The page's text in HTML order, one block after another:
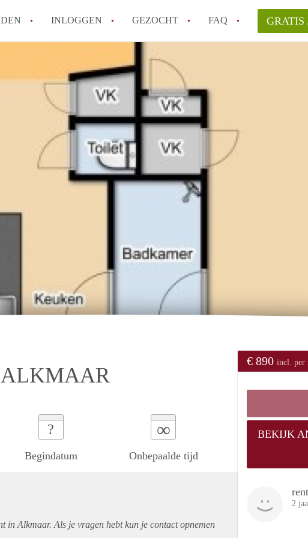
INLOGGEN GEZOCHT FAQ
Tips: om in Alkmaar een appartement te vinden!
How to translate AppartementAlkmaar!
Wat is AppartementAlkmaar?
Wat is de privacyverklaring van AppartementAlkmaar?
Berekent AppartementAlkmaar
makelaarsvergoeding/bemiddelingsvergoeding?
Alle veelgestelde vragen
GRATIS
ALKMAAR
?
Begindatum
∞
Onbepaalde tijd
€ 890 incl. per
BEKIJK
rent
2
in Alkmaar. Als je vragen hebt kun je contact opnemen